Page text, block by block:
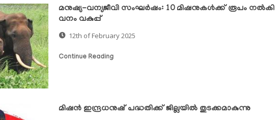
മനുഷ്യ-വന്യജീവി സംഘർഷം: 10 മിഷനുകൾക്ക് രൂപം നൽകി
വനം വകുപ്പ്
12th of February 2025
Continue Reading
മിഷന്‍ ഇന്ദ്രധനുഷ് പദ്ധതിക്ക് ജില്ലയില്‍ തുടക്കമാകുന്നു